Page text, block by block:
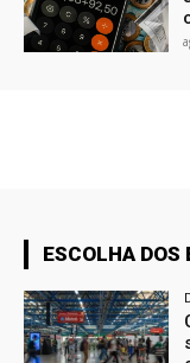
ESCOLHA DOS